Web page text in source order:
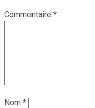
Commentaire *
Nom *